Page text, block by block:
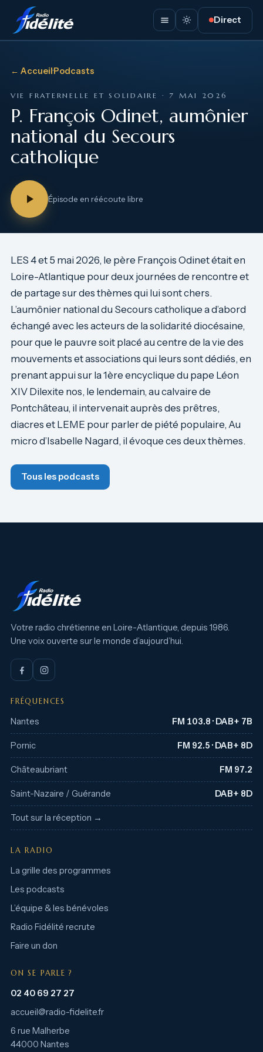
Direct
← Accueil·Podcasts
VIE FRATERNELLE ET SOLIDAIRE · 7 MAI 2026
P. François Odinet, aumônier
national du Secours
catholique
Épisode en réécoute libre
LES 4 et 5 mai 2026, le père François Odinet était en
Loire-Atlantique pour deux journées de rencontre et
de partage sur des thèmes qui lui sont chers.
L’aumônier national du Secours catholique a d’abord
échangé avec les acteurs de la solidarité diocésaine,
pour que le pauvre soit placé au centre de la vie des
mouvements et associations qui leurs sont dédiés, en
prenant appui sur la 1ère encyclique du pape Léon
XIV Dilexite nos, le lendemain, au calvaire de
Pontchâteau, il intervenait auprès des prêtres,
diacres et LEME pour parler de piété populaire, Au
micro d’Isabelle Nagard, il évoque ces deux thèmes.
Tous les podcasts
Votre radio chrétienne en Loire-Atlantique, depuis 1986.
Une voix ouverte sur le monde d’aujourd’hui.
FRÉQUENCES
Nantes FM 103.8 · DAB+ 7B
Pornic FM 92.5 · DAB+ 8D
Châteaubriant FM 97.2
Saint-Nazaire / Guérande DAB+ 8D
Tout sur la réception →
LA RADIO
La grille des programmes
Les podcasts
L’équipe & les bénévoles
Radio Fidélité recrute
Faire un don
ON SE PARLE ?
02 40 69 27 27
accueil@radio-fidelite.fr
6 rue Malherbe
44000 Nantes